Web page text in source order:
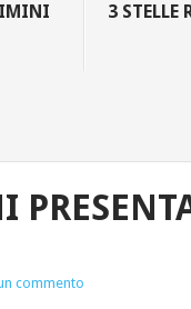
3
commento